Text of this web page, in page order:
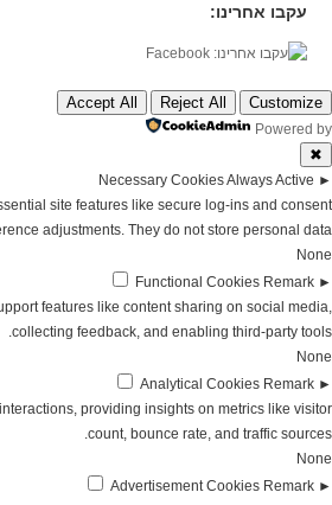
עקבו אחרינו:
Customize
Reject All
Accept All
Powered by
✖
►
Necessary CookiesAlways Active
site features like secure log-ins and consent
adjustments. They do not store personal data.
None
►
Functional Cookies Remark
features like content sharing on social media,
collecting feedback, and enabling third-party tools.
None
►
Analytical Cookies Remark
providing insights on metrics like visitor
count, bounce rate, and traffic sources.
None
►
Advertisement Cookies Remark